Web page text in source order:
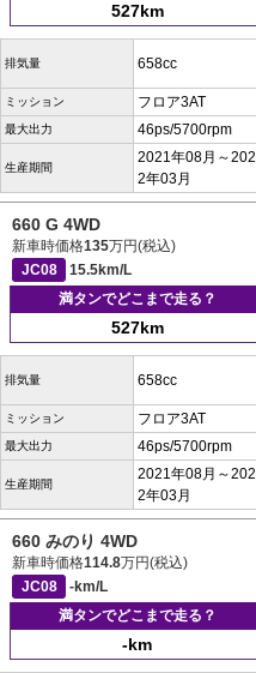
527km
排気量 658cc
ミッション フロア3AT
最大出力 46ps/5700rpm
生産期間
2021年08月～202
2年03月
660 G 4WD
新車時価格135万円(税込)
JC08
15.5km/L
満タンでどこまで走る？
527km
排気量 658cc
ミッション フロア3AT
最大出力 46ps/5700rpm
生産期間
2021年08月～202
2年03月
660 みのり 4WD
新車時価格114.8万円(税込)
JC08
-km/L
満タンでどこまで走る？
-km